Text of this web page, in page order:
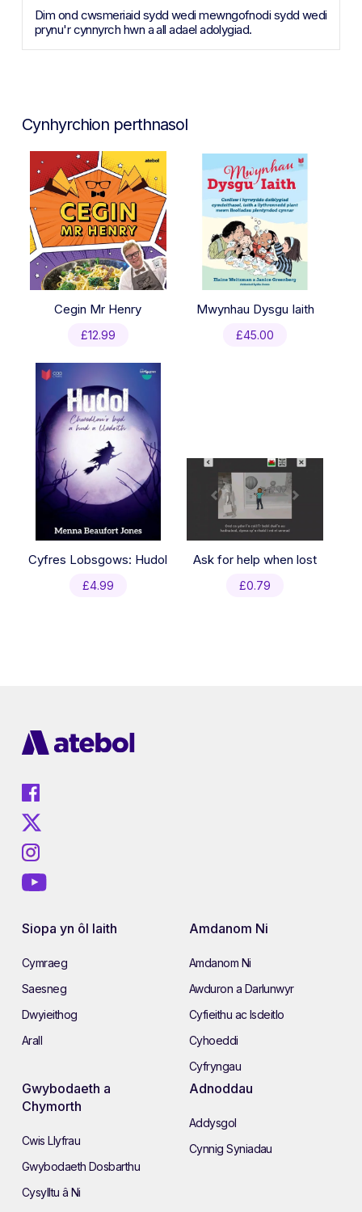
Dim ond cwsmeriaid sydd wedi mewngofnodi sydd wedi
prynu'r cynnyrch hwn a all adael adolygiad.
Cynhyrchion perthnasol
Cegin Mr Henry
£12.99
Mwynhau Dysgu Iaith
£45.00
Cyfres Lobsgows: Hudol
£4.99
Ask for help when lost
£0.79
Siopa yn ôl Iaith
Cymraeg
Saesneg
Dwyieithog
Arall
Amdanom Ni
Amdanom Ni
Awduron a Darlunwyr
Cyfieithu ac Isdeitlo
Cyhoeddi
Cyfryngau
Gwybodaeth a
Chymorth
Cwis Llyfrau
Gwybodaeth Dosbarthu
Cysylltu â Ni
Adnoddau
Addysgol
Cynnig Syniadau